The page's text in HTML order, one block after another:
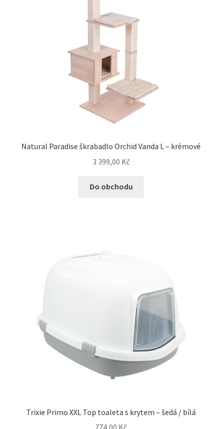
Natural Paradise škrabadlo Orchid Vanda L – krémové
3 399,00 Kč
Do obchodu
Trixie Primo XXL Top toaleta s krytem – šedá / bílá